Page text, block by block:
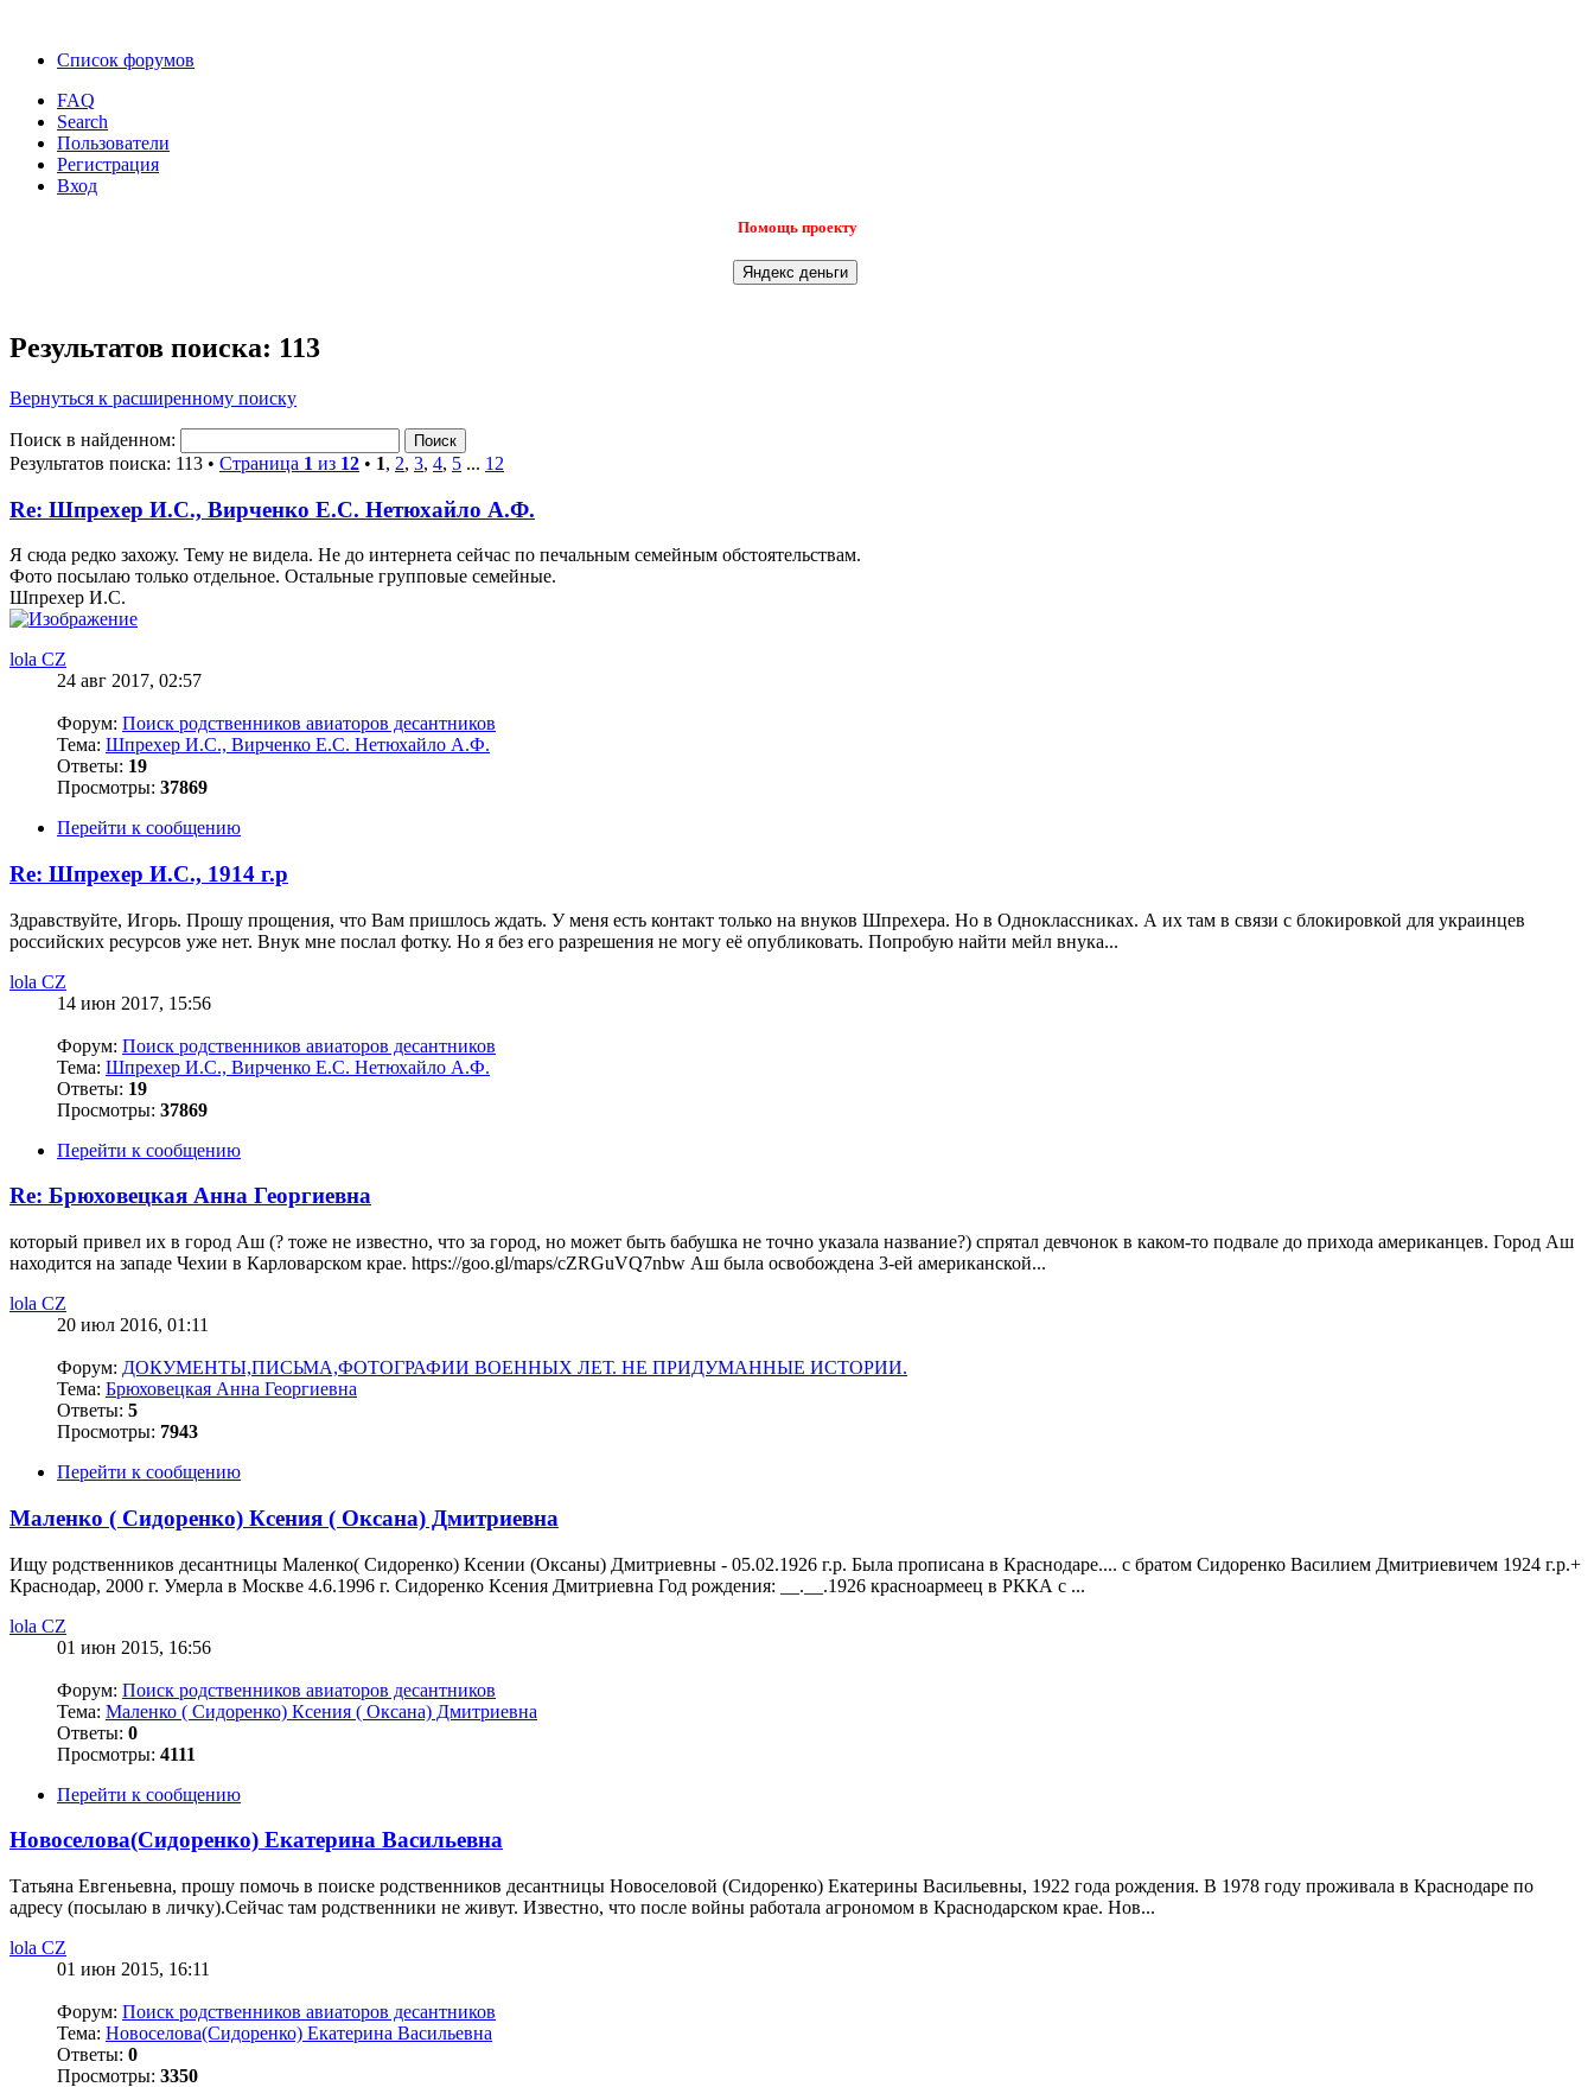
Список форумов
FAQ
Search
Пользователи
Регистрация
Вход
Помощь проекту
Результатов поиска: 113
Вернуться к расширенному поиску
Поиск в найденном:
Результатов поиска: 113 • Страница 1 из 12 • 1, 2, 3, 4, 5 ... 12
Re: Шпрехер И.С., Вирченко Е.С. Нетюхайло А.Ф.
Я сюда редко захожу. Тему не видела. Не до интернета сейчас по печальным семейным обстоятельствам.
Фото посылаю только отдельное. Остальные групповые семейные.
Шпрехер И.С.
lola CZ
24 авг 2017, 02:57
Форум: Поиск родственников авиаторов десантников
Тема: Шпрехер И.С., Вирченко Е.С. Нетюхайло А.Ф.
Ответы: 19
Просмотры: 37869
Перейти к сообщению
Re: Шпрехер И.С., 1914 г.р
Здравствуйте, Игорь. Прошу прощения, что Вам пришлось ждать. У меня есть контакт только на внуков Шпрехера. Но в Одноклассниках. А их там в связи с блокировкой для украинцев
российских ресурсов уже нет. Внук мне послал фотку. Но я без его разрешения не могу её опубликовать. Попробую найти мейл внука...
lola CZ
14 июн 2017, 15:56
Форум: Поиск родственников авиаторов десантников
Тема: Шпрехер И.С., Вирченко Е.С. Нетюхайло А.Ф.
Ответы: 19
Просмотры: 37869
Перейти к сообщению
Re: Брюховецкая Анна Георгиевна
который привел их в город Аш (? тоже не известно, что за город, но может быть бабушка не точно указала название?) спрятал девчонок в каком-то подвале до прихода американцев. Город Аш
находится на западе Чехии в Карловарском крае. https://goo.gl/maps/cZRGuVQ7nbw Аш была освобождена 3-ей американской...
lola CZ
20 июл 2016, 01:11
Форум: ДОКУМЕНТЫ,ПИСЬМА,ФОТОГРАФИИ ВОЕННЫХ ЛЕТ. НЕ ПРИДУМАННЫЕ ИСТОРИИ.
Тема: Брюховецкая Анна Георгиевна
Ответы: 5
Просмотры: 7943
Перейти к сообщению
Маленко ( Сидоренко) Ксения ( Оксана) Дмитриевна
Ищу родственников десантницы Маленко( Сидоренко) Ксении (Оксаны) Дмитриевны - 05.02.1926 г.р. Была прописана в Краснодаре.... с братом Сидоренко Василием Дмитриевичем 1924 г.р.+
Краснодар, 2000 г. Умерла в Москве 4.6.1996 г. Сидоренко Ксения Дмитриевна Год рождения: __.__.1926 красноармеец в РККА с ...
lola CZ
01 июн 2015, 16:56
Форум: Поиск родственников авиаторов десантников
Тема: Маленко ( Сидоренко) Ксения ( Оксана) Дмитриевна
Ответы: 0
Просмотры: 4111
Перейти к сообщению
Новоселова(Сидоренко) Екатерина Васильевна
Татьяна Евгеньевна, прошу помочь в поиске родственников десантницы Новоселовой (Сидоренко) Екатерины Васильевны, 1922 года рождения. В 1978 году проживала в Краснодаре по
адресу (посылаю в личку).Сейчас там родственники не живут. Известно, что после войны работала агрономом в Краснодарском крае. Нов...
lola CZ
01 июн 2015, 16:11
Форум: Поиск родственников авиаторов десантников
Тема: Новоселова(Сидоренко) Екатерина Васильевна
Ответы: 0
Просмотры: 3350